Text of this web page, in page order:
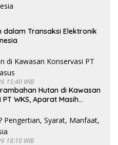
dalam Transaksi Elektronik
15:40 WIB
Hutan di Kawasan
WKS, Aparat Masih
18:10 WIB